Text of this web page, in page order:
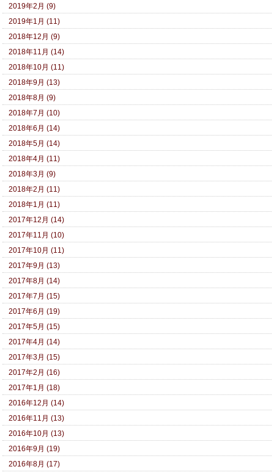
2019年2月 (9)
2019年1月 (11)
2018年12月 (9)
2018年11月 (14)
2018年10月 (11)
2018年9月 (13)
2018年8月 (9)
2018年7月 (10)
2018年6月 (14)
2018年5月 (14)
2018年4月 (11)
2018年3月 (9)
2018年2月 (11)
2018年1月 (11)
2017年12月 (14)
2017年11月 (10)
2017年10月 (11)
2017年9月 (13)
2017年8月 (14)
2017年7月 (15)
2017年6月 (19)
2017年5月 (15)
2017年4月 (14)
2017年3月 (15)
2017年2月 (16)
2017年1月 (18)
2016年12月 (14)
2016年11月 (13)
2016年10月 (13)
2016年9月 (19)
2016年8月 (17)